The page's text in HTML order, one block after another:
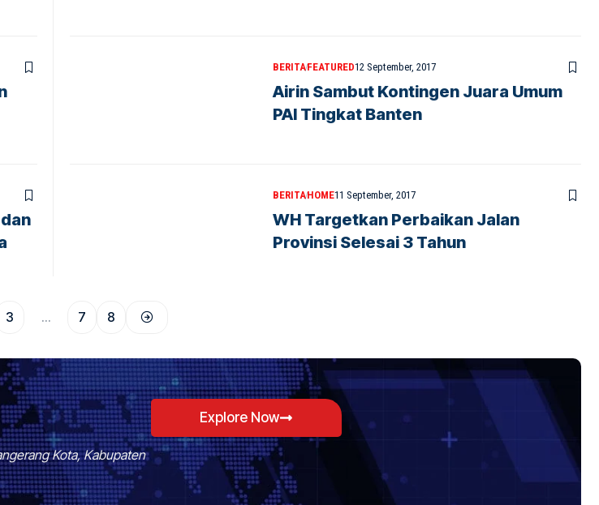
BERITAFEATURED12 September, 2017
Airin Sambut Kontingen Juara Umum
PAI Tingkat Banten
BERITAHOME11 September, 2017
WH Targetkan Perbaikan Jalan
Provinsi Selesai 3 Tahun
3 … 7 8
Kota, Kabupaten
Explore Now